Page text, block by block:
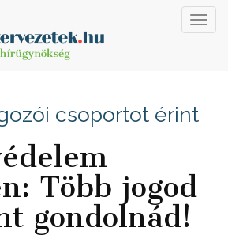
csoportot érint
Több jogod
gondolnád!